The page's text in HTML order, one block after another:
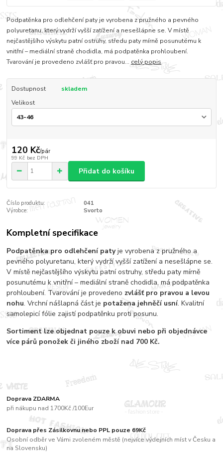
Podpatěnka pro odlehčení paty je vyrobena z pružného a pevného
polyuretanu, který vydrží vyšší zatížení a nesešlápne se. V místě
nejčastějšího výskytu patní ostruhy, středu paty mírně posunutému k
vnitřní – mediální straně chodidla, má podpatěnka prohloubení.
Tvarování je provedeno zvlášť pro pravou... celý popis
Dostupnost
skladem
Velikost
120 Kč/pár
99 Kč bez DPH
Přidat do košíku
Číslo produktu:
041
Výrobce:
Svorto
Doprava ZDARMA
při nákupu nad 1700Kč /100Eur
Doprava přes Zásilkovnu nebo PPL pouze 69Kč
Osobní odběr ve Vámi zvoleném městě (nejvíce výdejních míst v Česku a
na Slovensku)
Kompletní specifikace
Podpatěnka pro odlehčení patyje vyrobena z pružného a
pevného polyuretanu, který vydrží vyšší zatížení a nesešlápne se.
V místě nejčastějšího výskytu patní ostruhy, středu paty mírně
posunutému k vnitřní – mediální straně chodidla, má podpatěnka
prohloubení. Tvarování je provedeno zvlášť pro pravou a levou
nohu. Vrchní nášlapná část je potažena jehněčí usní. Kvalitní
samolepicí fólie zajistí podpatěnku proti posunu.
Sortimentlze objednat pouze k obuvi nebo při objednávce
více párů ponožek či jiného zboží nad 700 Kč.